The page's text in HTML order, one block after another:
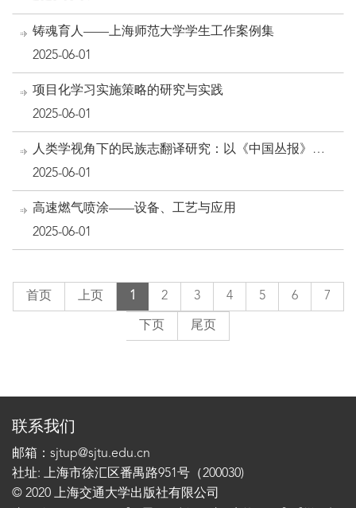
铸魂育人——上海师范大学学生工作案例集
2025-06-01
项目化学习实施策略的研究与实践
2025-06-01
人类学视角下的民族志翻译研究：以《中国丛报》为
例
2025-06-01
高速燃气喷涂——设备、工艺与应用
2025-06-01
首页 上页 1 2 3 4 5 6 7
下页 尾页
联系我们
邮箱：sjtup@sjtu.edu.cn
社址: 上海市徐汇区番禺路951号（200030)
© 2020 上海交通大学出版社有限公司